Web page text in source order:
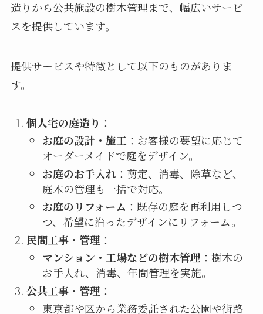
造りから公共施設の樹木管理まで、幅広いサービ
スを提供しています。
提供サービスや特徴として以下のものがありま
す。
個人宅の庭造り ：
お庭の設計・施工 ：お客様の要望に応じて
オーダーメイドで庭をデザイン。
お庭のお手入れ：剪定、消毒、除草など、
庭木の管理も一括で対応。
お庭のリフォーム ：既存の庭を再利用しつ
つ、希望に沿ったデザインにリフォーム。
民間工事・管理 ：
マンション・工場などの樹木管理 ：樹木の
お手入れ、消毒、年間管理を実施。
公共工事・管理 ：
東京都や区から業務委託された公園や街路